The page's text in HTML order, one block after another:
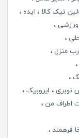
تیک کالا
ایده
منزل
نوبری
ایروبیک
اطراف من
فرهمند